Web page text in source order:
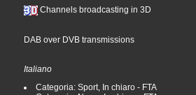
Channels broadcasting in 3D
DAB over DVB transmissions
Italiano
Categoria: Sport, In chiaro - FTA